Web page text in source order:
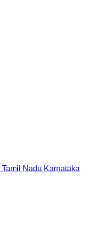
Tamil Nadu Karnataka